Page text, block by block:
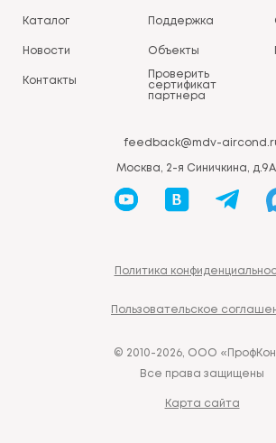
Каталог Поддержка
Новости Объекты
Контакты
Проверить
сертификат
партнера
feedback@mdv-
Москва, 2-я Синичкина,
Политика
Пользовательское
© 2010-2026, ООО
Все права защищены
Карта сайта